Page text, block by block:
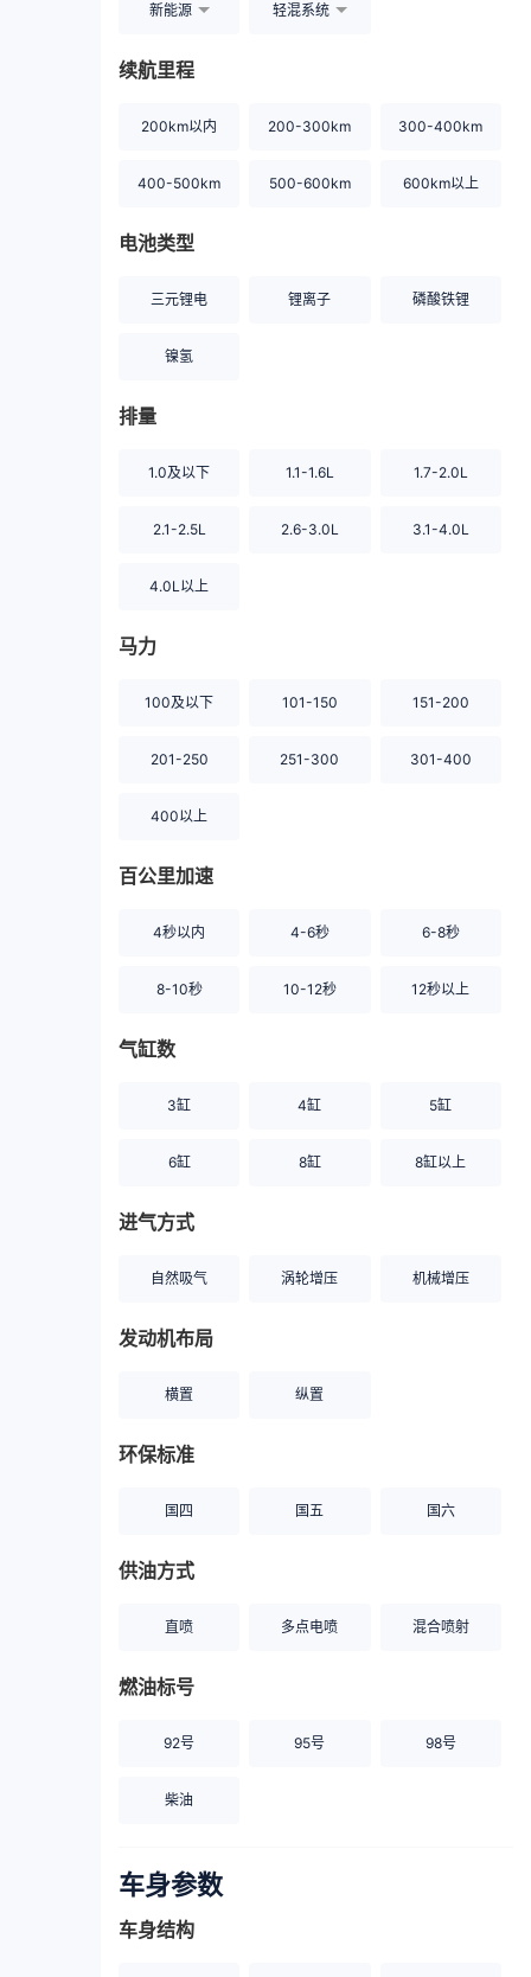
新能源 轻混系统
续航里程
200km以内 200-300km 300-400km
400-500km 500-600km 600km以上
电池类型
三元锂电 锂离子 磷酸铁锂
镍氢
排量
1.0及以下 1.1-1.6L 1.7-2.0L
2.1-2.5L 2.6-3.0L 3.1-4.0L
4.0L以上
马力
100及以下 101-150 151-200
201-250 251-300 301-400
400以上
百公里加速
4秒以内 4-6秒 6-8秒
8-10秒 10-12秒 12秒以上
气缸数
3缸 4缸 5缸
6缸 8缸 8缸以上
进气方式
自然吸气 涡轮增压 机械增压
发动机布局
横置 纵置
环保标准
国四 国五 国六
供油方式
直喷 多点电喷 混合喷射
燃油标号
92号 95号 98号
柴油
车身参数
车身结构